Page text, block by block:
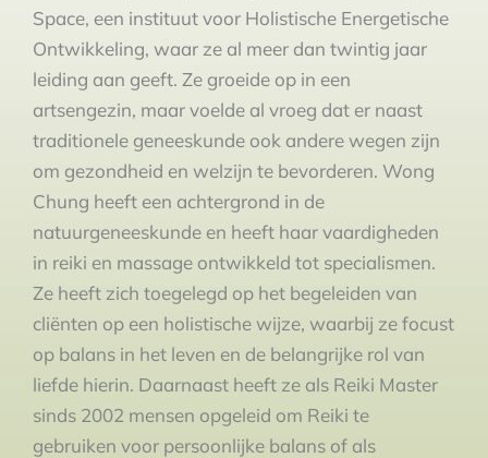
Space, een instituut voor Holistische Energetische
Ontwikkeling, waar ze al meer dan twintig jaar
leiding aan geeft. Ze groeide op in een
artsengezin, maar voelde al vroeg dat er naast
traditionele geneeskunde ook andere wegen zijn
om gezondheid en welzijn te bevorderen. Wong
Chung heeft een achtergrond in de
natuurgeneeskunde en heeft haar vaardigheden
in reiki en massage ontwikkeld tot specialismen.
Ze heeft zich toegelegd op het begeleiden van
cliënten op een holistische wijze, waarbij ze focust
op balans in het leven en de belangrijke rol van
liefde hierin. Daarnaast heeft ze als Reiki Master
sinds 2002 mensen opgeleid om Reiki te
gebruiken voor persoonlijke balans of als